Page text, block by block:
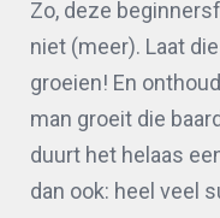
Zo, deze
niet (meer). Laat
groeien! En
man groeit die
duurt het helaas
dan ook: heel veel